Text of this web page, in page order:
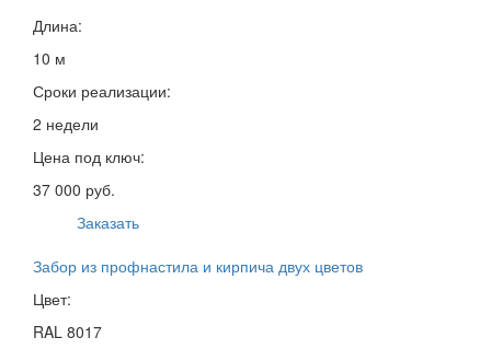
Длина:
10 м
Сроки реализации:
2 недели
Цена под ключ:
37 000 руб.
Заказать
Забор из профнастила и кирпича двух цветов
Цвет:
RAL 8017